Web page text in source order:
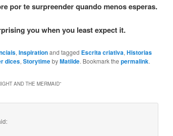
por te surpreender quando menos esperas.
you when you least expect it.
, Inspirationand tagged Escrita criativa, Historias
dices, StorytimebyMatilde. Bookmark the permalink.
AND THE MERMAID”